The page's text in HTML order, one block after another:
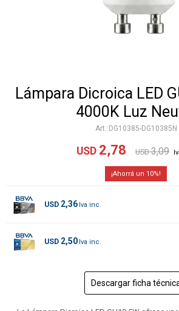
Lámpara Dicroica LED
4000K Luz
DG10385-DG10385N
USD 2,78 USD 3,09
10
USD 2,36
USD 2,50
Descargar ficha